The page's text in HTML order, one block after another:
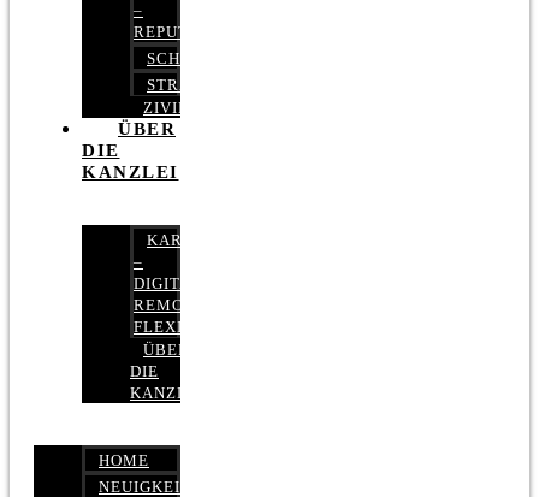
–
REPUTATIONSMANAGEMENT
SCHUFARECHT
STRAFRECHT
ZIVILRECHT
ÜBER
DIE
KANZLEI
KARRIERE
–
DIGITAL,
REMOTE,
FLEXIBEL
ÜBER
DIE
KANZLEI
HOME
NEUIGKEITEN